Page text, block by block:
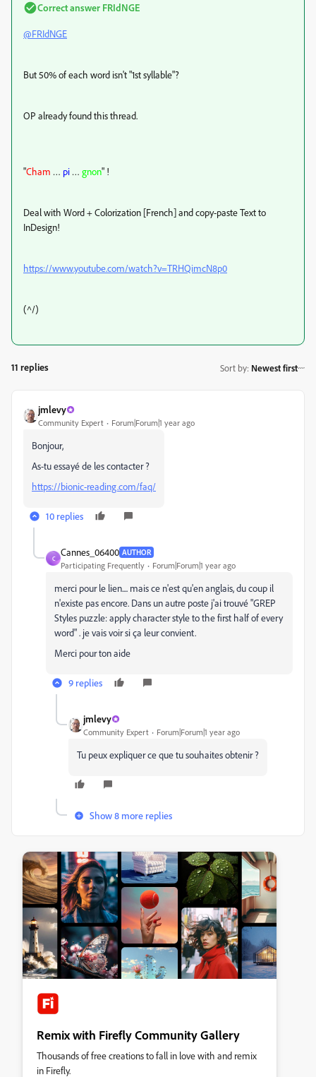
Correct answer FRIdNGE
@FRIdNGE
But 50% of each word isn't "1st syllable"?
OP already found this thread.
"Cham … pi … gnon" !
Deal with Word + Colorization [French] and copy-paste Text to
InDesign!
https://www.youtube.com/watch?v=TRHQimcN8p0
(^/)
11 replies Sort by: Newest first
jmlevy
Community Expert Forum|Forum|1 year ago
Bonjour,
As-tu essayé de les contacter ?
https://bionic-reading.com/faq/
10 replies
C
Cannes_06400 AUTHOR
Participating Frequently Forum|Forum|1 year ago
merci pour le lien.... mais ce n'est qu'en anglais, du coup il
n'existe pas encore. Dans un autre poste j'ai trouvé "GREP
Styles puzzle: apply character style to the first half of every
word" . je vais voir si ça leur convient.
Merci pour ton aide
9 replies
jmlevy
Community Expert Forum|Forum|1 year ago
Tu peux expliquer ce que tu souhaites obtenir ?
Show 8 more replies
Remix with Firefly Community Gallery
Thousands of free creations to fall in love with and remix
in Firefly.